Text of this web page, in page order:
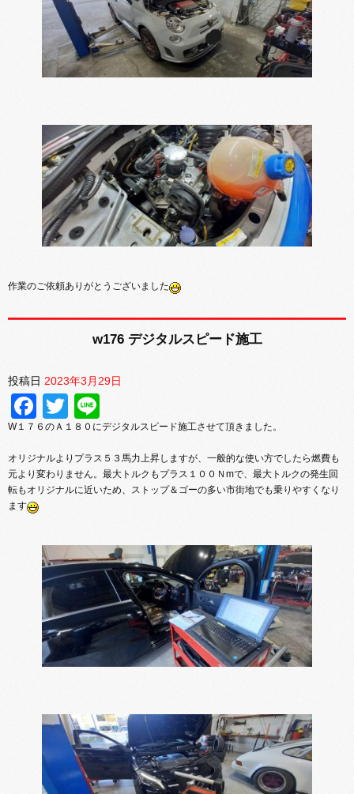
作業のご依頼ありがとうございました
w176 デジタルスピード施工
投稿日 2023年3月29日
Facebook
Twitter
W１７６のＡ１８０にデジタルスピード施工させて頂きました。
オリジナルよりプラス５３馬力上昇しますが、一般的な使い方でしたら燃費も
元より変わりません。最大トルクもプラス１００Ｎmで、最大トルクの発生回
転もオリジナルに近いため、ストップ＆ゴーの多い市街地でも乗りやすくなり
ます